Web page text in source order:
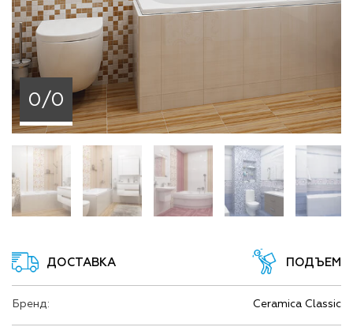
0/0
ДОСТАВКА ПОДЪЕМ
Бренд: Ceramica Classic